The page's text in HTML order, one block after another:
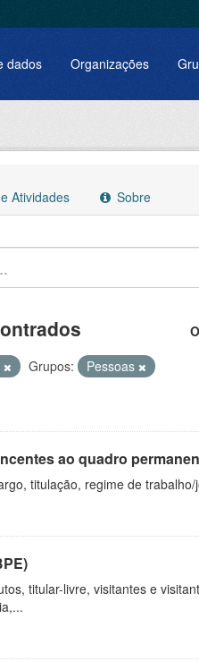
dados Organizações
Atividades Sobre
Grupos:
Pessoas
ao quadro
titulação, regime de
titular-livre, visitantes e